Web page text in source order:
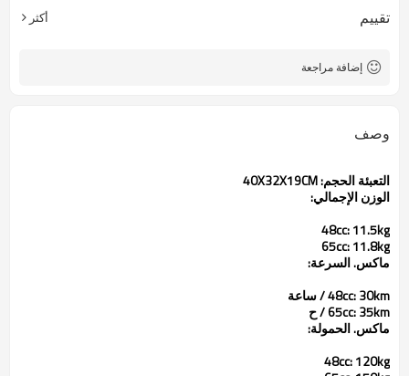
تقييم أكثر
إضافة مراجعة
وصف
التعبئةالحجم:40X32X19CM
الوزن الإجمالي:
48cc:11.5kg
65cc:11.8kg
ماكس.السرعة:
48cc:30km / ساعة
65cc:35km
/ح
ماكس.الحمولة:
48cc:120kg